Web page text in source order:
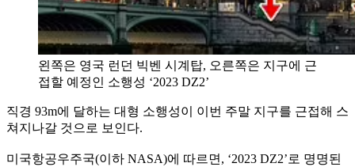
왼쪽은 영국 런던 빅벤 시계탑, 오른쪽은 지구에 근
접할 예정인 소행성 ‘2023 DZ2’
직경 93m에 달하는 대형 소행성이 이번 주말 지구를 근접해 스
쳐지나갈 것으로 보인다.
미국항공우주국(이하 NASA)에 따르면, ‘2023 DZ2’로 명명된